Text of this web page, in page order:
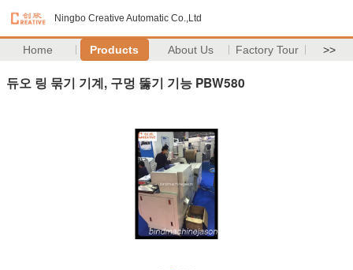
Ningbo Creative Automatic Co.,Ltd
Home Products About Us Factory Tour >>
듀오 링 묶기 기계, 구멍 뚫기 기능 PBW580